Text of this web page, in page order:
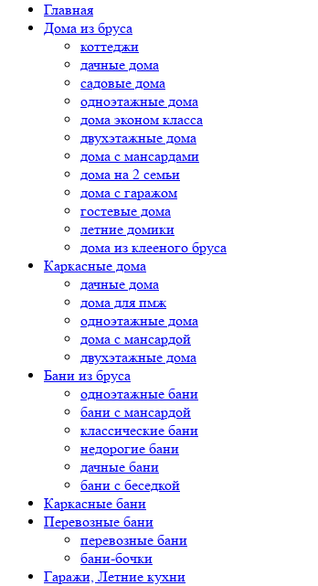
Главная
Дома из бруса
коттеджи
дачные дома
садовые дома
одноэтажные дома
дома эконом класса
двухэтажные дома
дома с мансардами
дома на 2 семьи
дома с гаражом
гостевые дома
летние домики
дома из клееного бруса
Каркасные дома
дачные дома
дома для пмж
одноэтажные дома
дома с мансардой
двухэтажные дома
Бани из бруса
одноэтажные бани
бани с мансардой
классические бани
недорогие бани
дачные бани
бани с беседкой
Каркасные бани
Перевозные бани
перевозные бани
бани-бочки
Гаражи, Летние кухни